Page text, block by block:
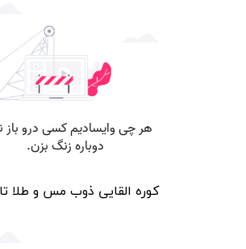
کوره القایی ذوب مس و طلا تا 10kg